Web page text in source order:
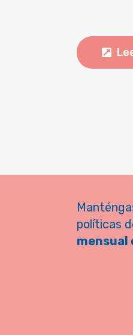
políticas
mensual